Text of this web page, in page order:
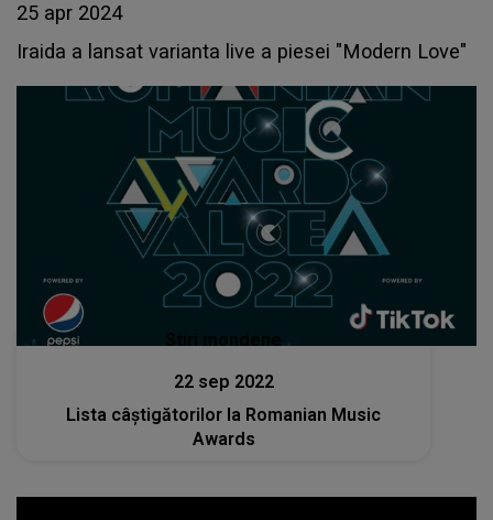
25 apr 2024
Iraida a lansat varianta live a piesei "Modern Love"
Stiri mondene
22 sep 2022
Lista câștigătorilor la Romanian Music
Awards